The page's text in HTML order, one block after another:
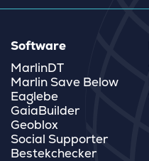
Software
MarlinDT
Marlin Save Below
Eaglebe
GaiaBuilder
Geoblox
Social Supporter
Bestekchecker